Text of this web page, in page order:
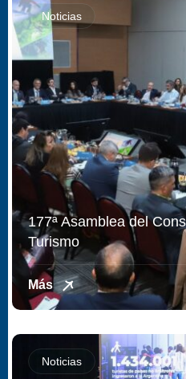
Noticias
177ª Asamblea del
Turismo
Más
Noticias